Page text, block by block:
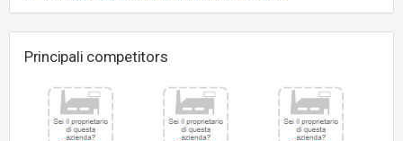
Principali competitors